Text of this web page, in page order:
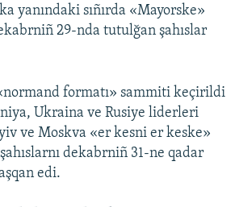
yanındaki sıñırda «Mayorske»
29-nda tutulğan şahıslar
formatı» sammiti keçirildi
Ukraina ve Rusiye liderleri
ve Moskva «er kesni er keske»
dekabrniñ 31-ne qadar
edi.